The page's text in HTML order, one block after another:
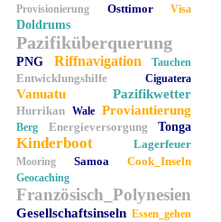
Provisionierung
Osttimor Visa
Doldrums
Pazifiküberquerung
PNG Riffnavigation Tauchen
Entwicklungshilfe Ciguatera
Vanuatu Pazifikwetter
Hurrikan Wale Proviantierung
Berg Energieversorgung Tonga
Kinderboot Lagerfeuer
Mooring Samoa Cook_Inseln
Geocaching
Französisch_Polynesien
Gesellschaftsinseln Essen_gehen